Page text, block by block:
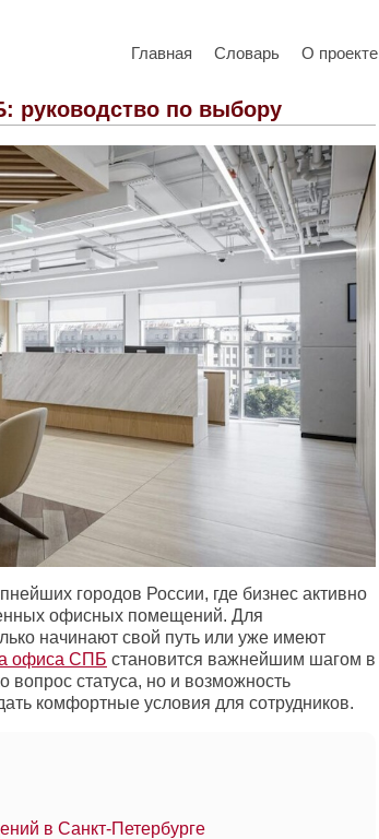
Главная Словарь О проекте
по выбору
городов России, где бизнес активно
офисных помещений. Для
начинают свой путь или уже имеют
офиса СПБ становится важнейшим шагом в
вопрос статуса, но и возможность
комфортные условия для сотрудников.
в Санкт-Петербурге